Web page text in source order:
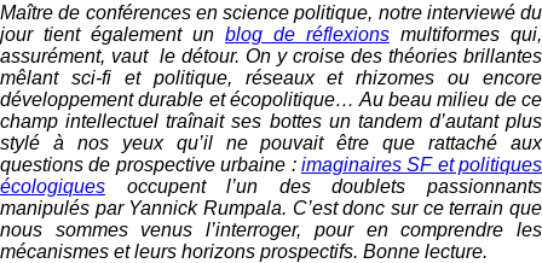
Maître de conférences en science politique, notre interviewé du
jour tient également un blog de réflexions multiformes qui,
assurément, vaut le détour. On y croise des théories brillantes
mêlant sci-fi et politique, réseaux et rhizomes ou encore
développement durable et écopolitique… Au beau milieu de ce
champ intellectuel traînait ses bottes un tandem d’autant plus
stylé à nos yeux qu’il ne pouvait être que rattaché aux
questions de prospective urbaine : imaginaires SF et politiques
écologiques occupent l’un des doublets passionnants
manipulés par Yannick Rumpala. C’est donc sur ce terrain que
nous sommes venus l’interroger, pour en comprendre les
mécanismes et leurs horizons prospectifs. Bonne lecture.